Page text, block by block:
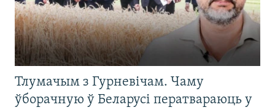
Тлумачым з Гурневічам. Чаму
ўборачную ў Беларусі ператвараюць у